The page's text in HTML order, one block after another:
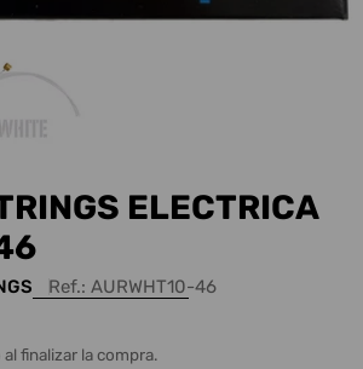
ELECTRICA
Ref.: AURWHT10-46
finalizar la compra.